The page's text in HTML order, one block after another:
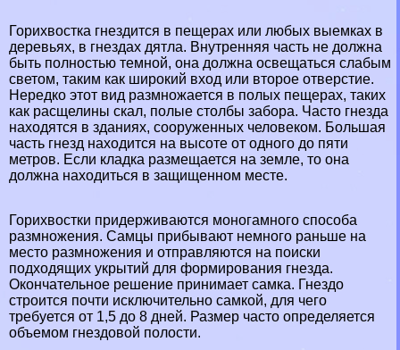
Горихвостка гнездится в пещерах или любых выемках в
деревьях, в гнездах дятла. Внутренняя часть не должна
быть полностью темной, она должна освещаться слабым
светом, таким как широкий вход или второе отверстие.
Нередко этот вид размножается в полых пещерах, таких
как расщелины скал, полые столбы забора. Часто гнезда
находятся в зданиях, сооруженных человеком. Большая
часть гнезд находится на высоте от одного до пяти
метров. Если кладка размещается на земле, то она
должна находиться в защищенном месте.
Горихвостки придерживаются моногамного способа
размножения. Самцы прибывают немного раньше на
место размножения и отправляются на поиски
подходящих укрытий для формирования гнезда.
Окончательное решение принимает самка. Гнездо
строится почти исключительно самкой, для чего
требуется от 1,5 до 8 дней. Размер часто определяется
объемом гнездовой полости.